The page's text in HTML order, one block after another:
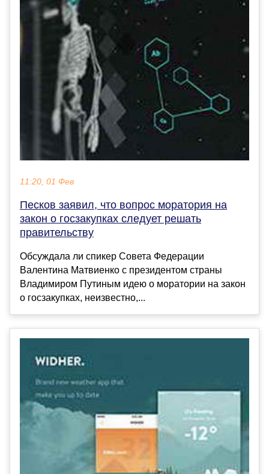
11:20, 01 Фев
Песков заявил, что вопрос моратория на
закон о госзакупках следует решать
правительству
Обсуждала ли спикер Совета Федерации
Валентина Матвиенко с президентом страны
Владимиром Путиным идею о моратории на закон
о госзакупках, неизвестно,...